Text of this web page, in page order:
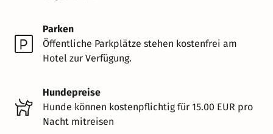
Parken
Öffentliche Parkplätze stehen kostenfrei am
Hotel zur Verfügung.
Hundepreise
Hunde können kostenpflichtig für 15.00 EUR pro
Nacht mitreisen